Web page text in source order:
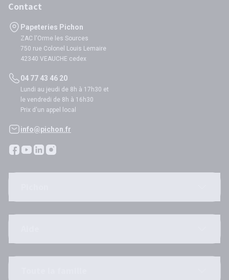
Contact
Papeteries Pichon
ZAC l'Orme les Sources
750 rue Colonel Louis Lemaire
42340 VEAUCHE cedex
04 77 43 46 20
Lundi au jeudi de 8h à 17h30 et
le vendredi de 8h à 16h30
Prix d'un appel local
info@pichon.fr